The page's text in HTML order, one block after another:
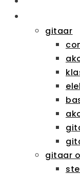
gitaar
gitaar